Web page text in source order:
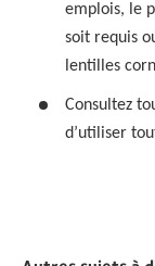
emplois, le
soit requis
lentilles
Consultez
d’utiliser